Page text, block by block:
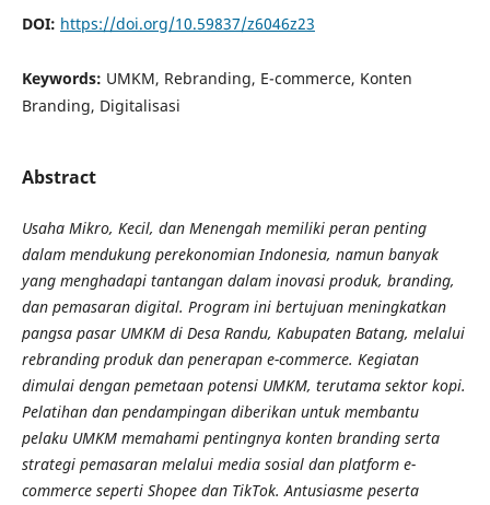
DOI: https://doi.org/10.59837/z6046z23
Keywords: UMKM, Rebranding, E-commerce, Konten
Branding, Digitalisasi
Abstract
Usaha Mikro, Kecil, dan Menengah memiliki peran penting
dalam mendukung perekonomian Indonesia, namun banyak
yang menghadapi tantangan dalam inovasi produk, branding,
dan pemasaran digital. Program ini bertujuan meningkatkan
pangsa pasar UMKM di Desa Randu, Kabupaten Batang, melalui
rebranding produk dan penerapan e-commerce. Kegiatan
dimulai dengan pemetaan potensi UMKM, terutama sektor kopi.
Pelatihan dan pendampingan diberikan untuk membantu
pelaku UMKM memahami pentingnya konten branding serta
strategi pemasaran melalui media sosial dan platform e-
commerce seperti Shopee dan TikTok. Antusiasme peserta